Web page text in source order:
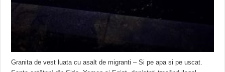
Granita de vest luata cu asalt de migranti – Si pe apa si pe uscat.